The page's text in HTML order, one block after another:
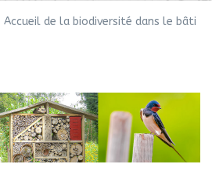
Accueil de la biodiversité dans le bâti